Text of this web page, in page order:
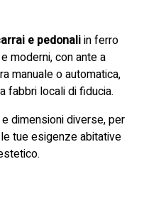
e pedonaliin ferro
moderni, con ante a
manuale o automatica,
fabbri locali di fiducia.
dimensioni diverse, per
tue esigenze abitative